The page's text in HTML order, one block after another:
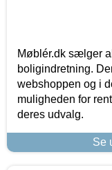
Møblér.dk sælger
boligindretning.
webshoppen og i
muligheden for
deres udvalg.
Se